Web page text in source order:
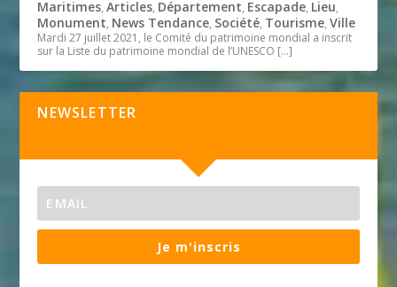
Maritimes,Articles, Département, Escapade, Lieu,
Monument, News Tendance, Société, Tourisme,Ville
Mardi 27 juillet 2021, le Comité du patrimoine mondial a inscrit
sur la Liste du patrimoine mondial de l’UNESCO […]
NEWSLETTER
Je m'inscris